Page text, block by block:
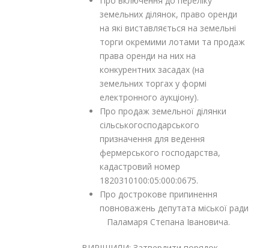
земельних ділянок, право оренди
на які виставляється на земельні
торги окремими лотами та продаж
права оренди на них на
конкурентних засадах (на
земельних торгах у формі
електронного аукціону).
Про продаж земельної ділянки
сільськогосподарського
призначення для ведення
фермерського господарства,
кадастровий номер
1820310100:05:000:0675.
Про дострокове припинення
повноважень депутата міської ради
Паламаря Степана Івановича.